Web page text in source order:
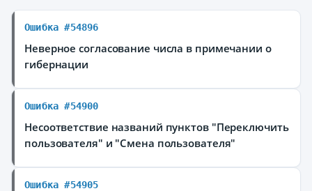
Ошибка #54896
Неверное согласование числа в примечании о
гибернации
Ошибка #54900
Несоответствие названий пунктов "Переключить
пользователя" и "Смена пользователя"
Ошибка #54905